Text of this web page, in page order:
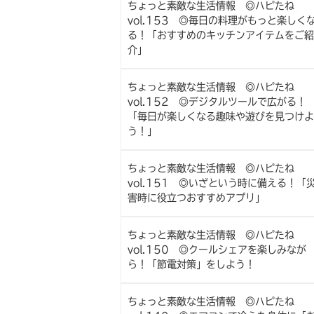
ちょっと素敵な生活情報 ◎ハピたね
vol.153 ◎毎日の料理がもっと楽しく
る！「おすすめのキッチンアイテムをご紹
介」
ちょっと素敵な生活情報 ◎ハピたね
vol.152 ◎デジタルツールで広がる！
「毎日が楽しくなる趣味や遊びを見つけよ
う！」
ちょっと素敵な生活情報 ◎ハピたね
vol.151 ◎いざという時に備える！「
害時に役立つおすすめアプリ」
ちょっと素敵な生活情報 ◎ハピたね
vol.150 ◎クールシェアを楽しみなが
ら！「節電対策」をしよう！
ちょっと素敵な生活情報 ◎ハピたね